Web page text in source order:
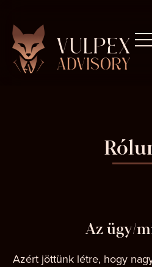
Az ügy/
Azért jöttünk létre, hogy